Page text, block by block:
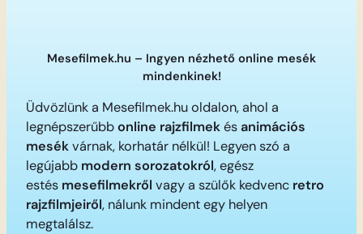
Mesefilmek.hu – Ingyen nézhető online mesék
mindenkinek!
Üdvözlünk a Mesefilmek.hu oldalon, ahol a
legnépszerűbbonline rajzfilmekésanimációs
mesékvárnak, korhatár nélkül! Legyen szó a
legújabb modern sorozatokról, egész
estés mesefilmekről vagy a szülők kedvenc retro
rajzfilmjeiről, nálunk mindent egy helyen
megtalálsz.